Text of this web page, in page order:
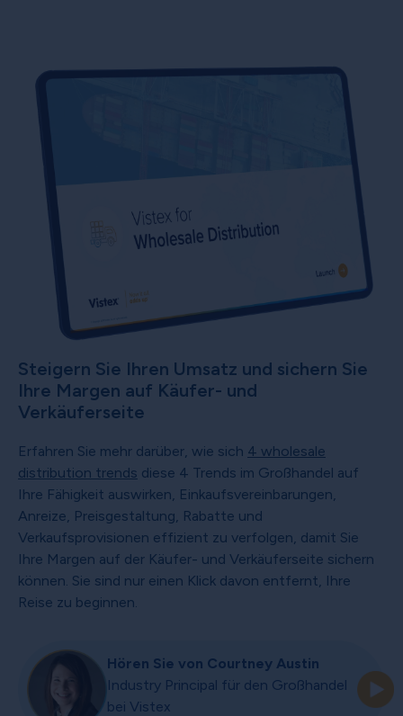
Steigern Sie Ihren Umsatz und sichern Sie
Ihre Margen auf Käufer- und
Verkäuferseite
Erfahren Sie mehr darüber, wie sich 4 wholesale
distribution trends diese 4 Trends im Großhandel auf
Ihre Fähigkeit auswirken, Einkaufsvereinbarungen,
Anreize, Preisgestaltung, Rabatte und
Verkaufsprovisionen effizient zu verfolgen, damit Sie
Ihre Margen auf der Käufer- und Verkäuferseite sichern
können. Sie sind nur einen Klick davon entfernt, Ihre
Reise zu beginnen.
Hören Sie von Courtney Austin
Industry Principal für den Großhandel
bei Vistex